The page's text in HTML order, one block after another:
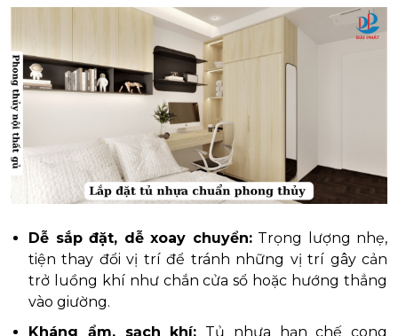
Dễ sắp đặt, dễ xoay chuyển:Trọng lượng nhẹ,
tiện thay đổi vị trí để tránh những vị trí gây cản
trở luồng khí như chắn cửa sổ hoặc hướng thẳng
vào giường.
Kháng ẩm, sạch khí: Tủ nhựa hạn chế cong